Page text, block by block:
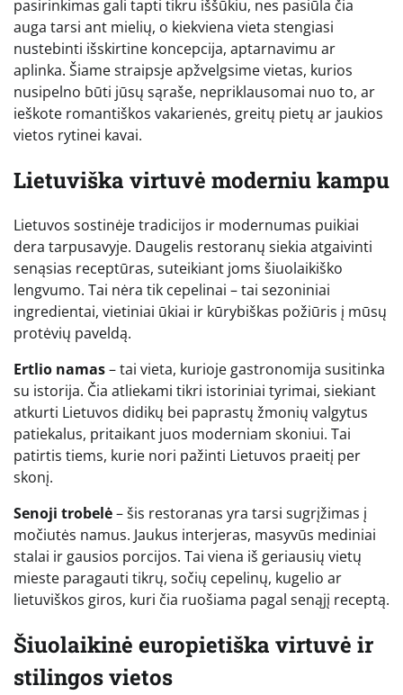
pasirinkimas gali tapti tikru iššūkiu, nes pasiūla čia
auga tarsi ant mielių, o kiekviena vieta stengiasi
nustebinti išskirtine koncepcija, aptarnavimu ar
aplinka. Šiame straipsje apžvelgsime vietas, kurios
nusipelno būti jūsų sąraše, nepriklausomai nuo to, ar
ieškote romantiškos vakarienės, greitų pietų ar jaukios
vietos rytinei kavai.
Lietuviška virtuvė moderniu kampu
Lietuvos sostinėje tradicijos ir modernumas puikiai
dera tarpusavyje. Daugelis restoranų siekia atgaivinti
senąsias receptūras, suteikiant joms šiuolaikiško
lengvumo. Tai nėra tik cepelinai – tai sezoniniai
ingredientai, vietiniai ūkiai ir kūrybiškas požiūris į mūsų
protėvių paveldą.
Ertlio namas– tai vieta, kurioje gastronomija susitinka
su istorija. Čia atliekami tikri istoriniai tyrimai, siekiant
atkurti Lietuvos didikų bei paprastų žmonių valgytus
patiekalus, pritaikant juos moderniam skoniui. Tai
patirtis tiems, kurie nori pažinti Lietuvos praeitį per
skonį.
Senoji trobelė– šis restoranas yra tarsi sugrįžimas į
močiutės namus. Jaukus interjeras, masyvūs mediniai
stalai ir gausios porcijos. Tai viena iš geriausių vietų
mieste paragauti tikrų, sočių cepelinų, kugelio ar
lietuviškos giros, kuri čia ruošiama pagal senąjį receptą.
Šiuolaikinė europietiška virtuvė ir
stilingos vietos